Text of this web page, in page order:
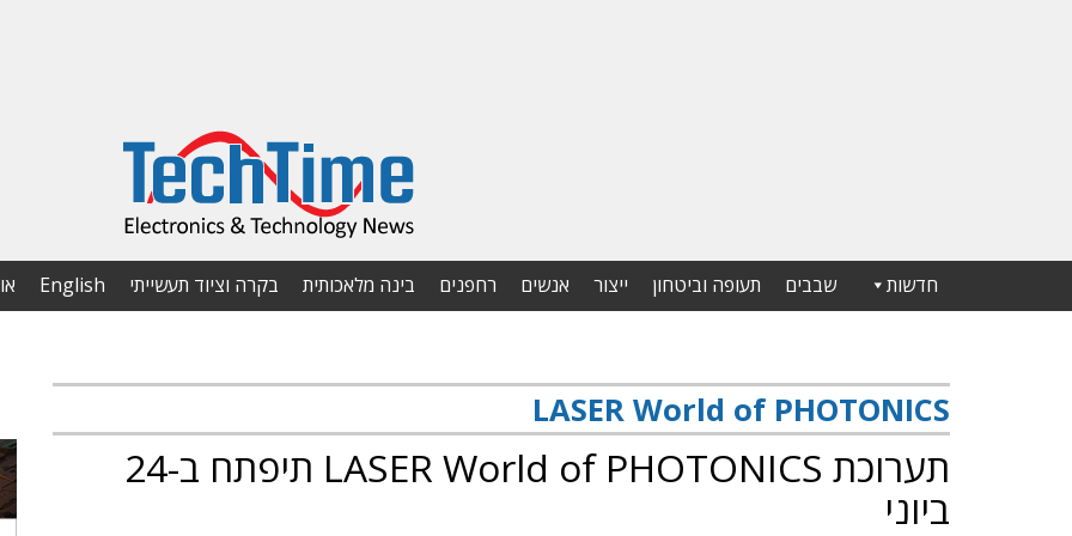
חדשות שבבים תעופה וביטחון ייצור אנשים רחפנים בינה מלאכותית בקרה וציוד תעשייתי English
LASER World of PHOTONICS
תערוכת LASER World of PHOTONICS תיפתח ב-24
ביוני